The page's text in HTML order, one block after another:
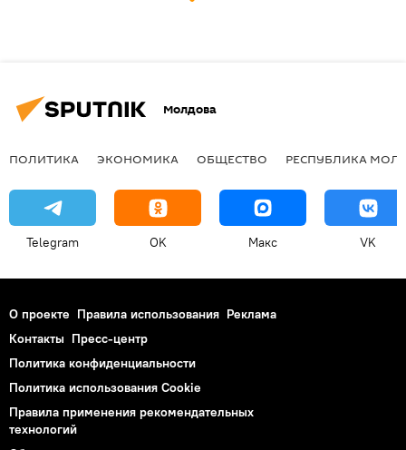
Молдова
ПОЛИТИКА ЭКОНОМИКА ОБЩЕСТВО РЕСПУБЛИКА
Telegram OK Макс VK
О проекте Правила использования Реклама
Контакты Пресс-центр
Политика конфиденциальности
Политика использования Cookie
Правила применения рекомендательных
технологий